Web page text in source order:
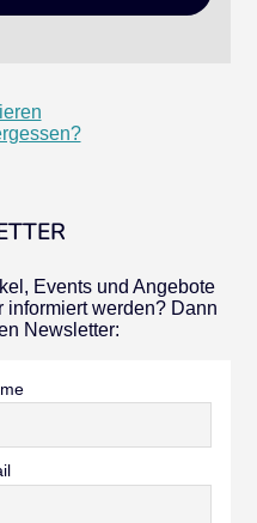
Events und Angebote
informiert werden? Dann
Newsletter: